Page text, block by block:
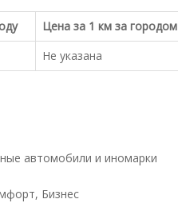
Цена за 1 км за городом
Не указана
автомобили и иномарки
Бизнес